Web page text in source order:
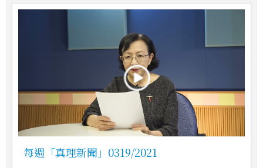
每週「真理新聞」0319/2021